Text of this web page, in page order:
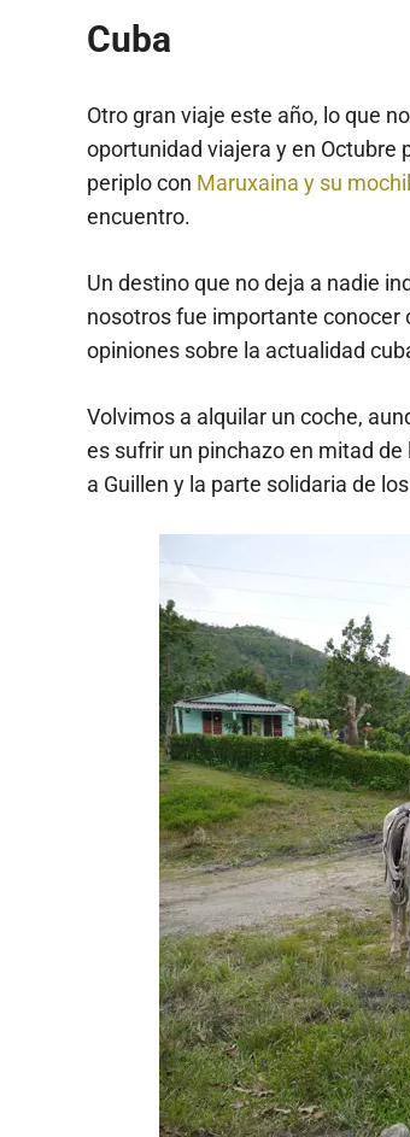
Cuba
Otro gran viaje este año, lo que
oportunidad viajera y en Octubre
periplo con Maruxaina y su
encuentro.
Un destino que no deja a nadie
nosotros fue importante conocer
opiniones sobre la actualidad
Volvimos a alquilar un coche,
es sufrir un pinchazo en mitad
a Guillen y la parte solidaria de